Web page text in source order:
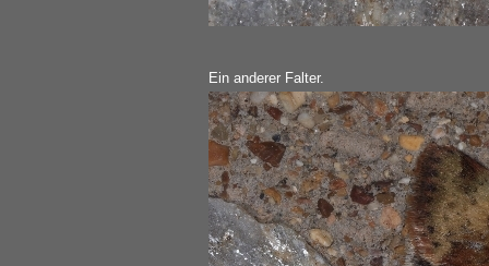
Ein anderer Falter.